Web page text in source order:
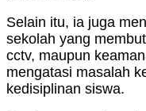
Selain itu, ia juga
sekolah yang
cctv, maupun
mengatasi masalah
kedisiplinan siswa.